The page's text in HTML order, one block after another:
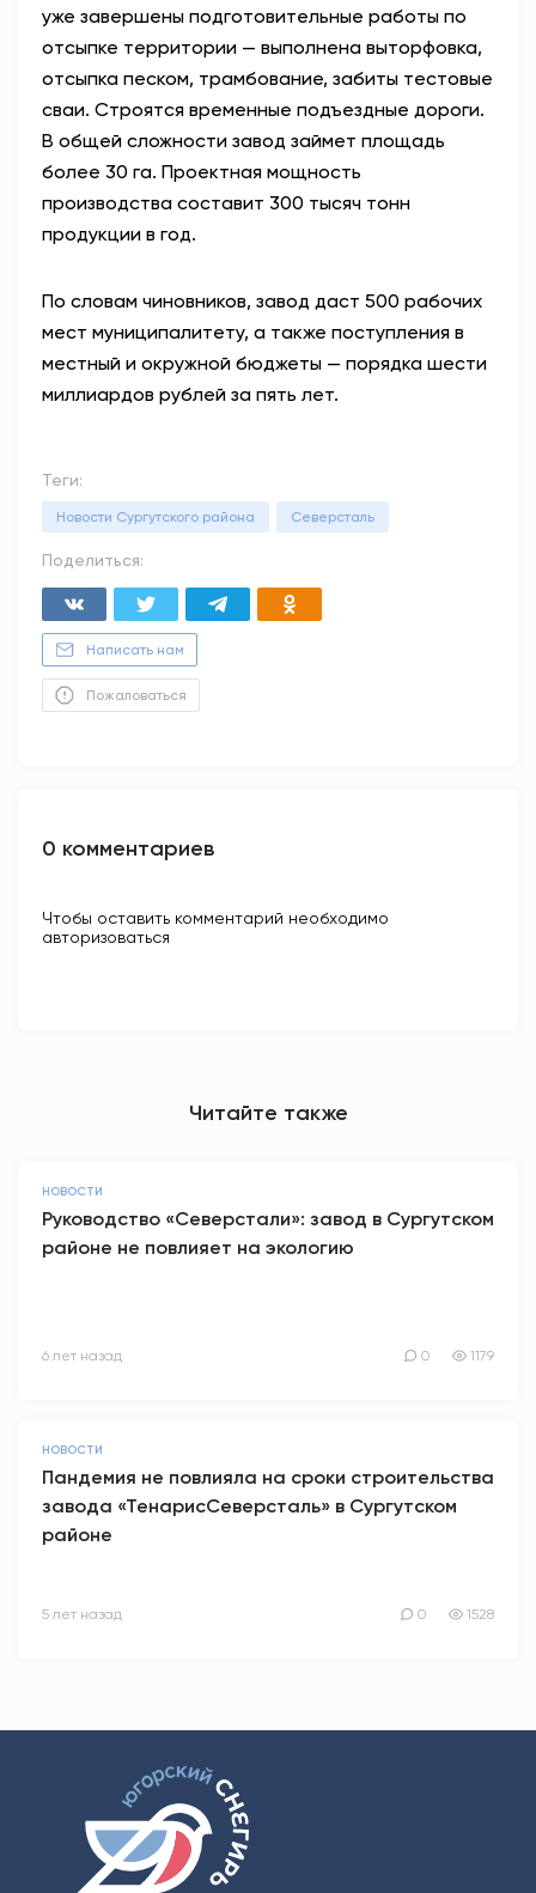
уже завершены подготовительные работы по
отсыпке территории — выполнена выторфовка,
отсыпка песком, трамбование, забиты тестовые
сваи. Строятся временные подъездные дороги.
В общей сложности завод займет площадь
более 30 га. Проектная мощность
производства составит 300 тысяч тонн
продукции в год.
По словам чиновников, завод даст 500 рабочих
мест муниципалитету, а также поступления в
местный и окружной бюджеты — порядка шести
миллиардов рублей за пять лет.
Теги:
Новости Сургутского района Северсталь
Поделиться:
Написать нам
Пожаловаться
0 комментариев
Чтобы оставить комментарий необходимо
авторизоваться
Читайте также
НОВОСТИ
Руководство «Северстали»: завод в Сургутском
районе не повлияет на экологию
6 лет назад 0 1179
НОВОСТИ
Пандемия не повлияла на сроки строительства
завода «ТенарисСеверсталь» в Сургутском
районе
5 лет назад 0 1528